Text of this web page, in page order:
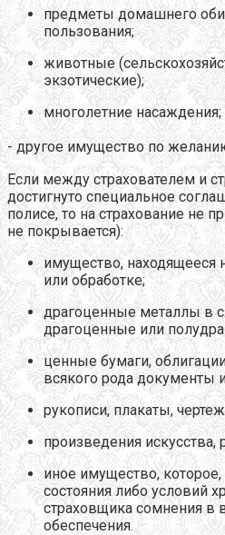
предметы домашнего
пользования;
животные
экзотические);
многолетние насаждения;
- другое имущество по
Если между страхователем и
достигнуто специальное
полисе, то на страхование не
не покрывается):
имущество, находящееся
или обработке;
драгоценные металлы в
драгоценные или
ценные бумаги,
всякого рода документы
рукописи, плакаты,
произведения
иное имущество,
состояния либо условий
страховщика сомнения в
обеспечения.